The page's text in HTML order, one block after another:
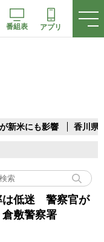
番組表 アプリ
新米にも影響 香川県
は低迷 警察官が
敷警察署